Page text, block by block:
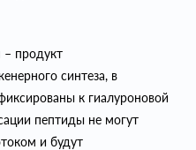
– продукт
синтеза, в
к гиалуроновой
пептиды не могут
и будут